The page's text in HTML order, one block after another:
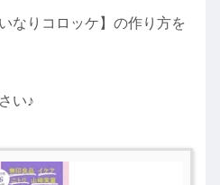
なりコロッケ】の作り方を
い♪